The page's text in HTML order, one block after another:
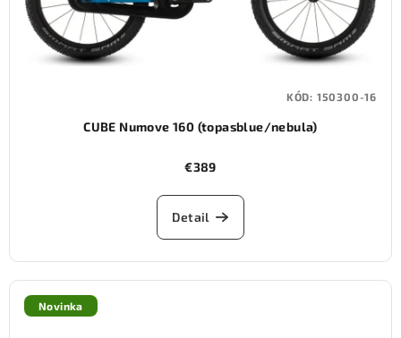
CUBE Numove 160 (topasblue/nebula)
€389
Detail
KÓD: 150300-16
Novinka